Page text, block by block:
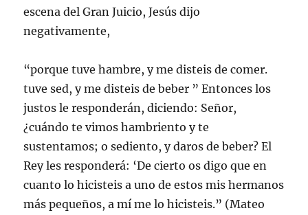
escena del Gran Juicio, Jesús dijo
negativamente,
“porque tuve hambre, y me disteis de comer.
tuve sed, y me disteis de beber ” Entonces los
justos le responderán, diciendo: Señor,
¿cuándo te vimos hambriento y te
sustentamos; o sediento, y daros de beber? El
Rey les responderá: ‘De cierto os digo que en
cuanto lo hicisteis a uno de estos mis hermanos
más pequeños, a mí me lo hicisteis.” (Mateo